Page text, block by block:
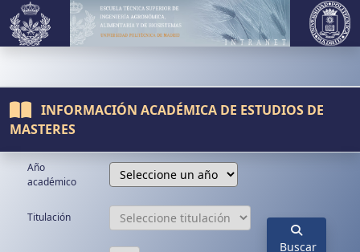
INFORMACIÓN ACADÉMICA DE ESTUDIOS DE
MASTERES
Año
académico
Titulación
Buscar